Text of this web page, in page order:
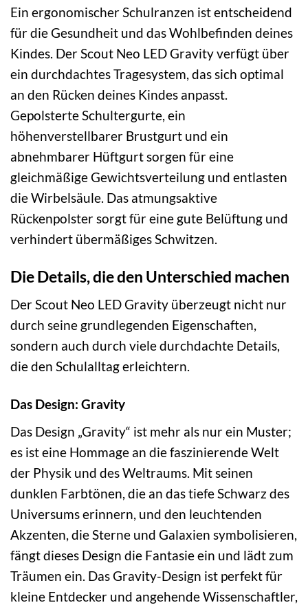
Ein ergonomischer Schulranzen ist entscheidend
für die Gesundheit und das Wohlbefinden deines
Kindes. Der Scout Neo LED Gravity verfügt über
ein durchdachtes Tragesystem, das sich optimal
an den Rücken deines Kindes anpasst.
Gepolsterte Schultergurte, ein
höhenverstellbarer Brustgurt und ein
abnehmbarer Hüftgurt sorgen für eine
gleichmäßige Gewichtsverteilung und entlasten
die Wirbelsäule. Das atmungsaktive
Rückenpolster sorgt für eine gute Belüftung und
verhindert übermäßiges Schwitzen.
Die Details, die den Unterschied machen
Der Scout Neo LED Gravity überzeugt nicht nur
durch seine grundlegenden Eigenschaften,
sondern auch durch viele durchdachte Details,
die den Schulalltag erleichtern.
Das Design: Gravity
Das Design „Gravity“ ist mehr als nur ein Muster;
es ist eine Hommage an die faszinierende Welt
der Physik und des Weltraums. Mit seinen
dunklen Farbtönen, die an das tiefe Schwarz des
Universums erinnern, und den leuchtenden
Akzenten, die Sterne und Galaxien symbolisieren,
fängt dieses Design die Fantasie ein und lädt zum
Träumen ein. Das Gravity-Design ist perfekt für
kleine Entdecker und angehende Wissenschaftler,